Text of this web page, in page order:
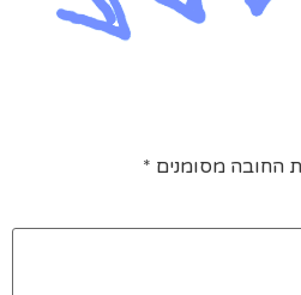
החובה מסומנים *